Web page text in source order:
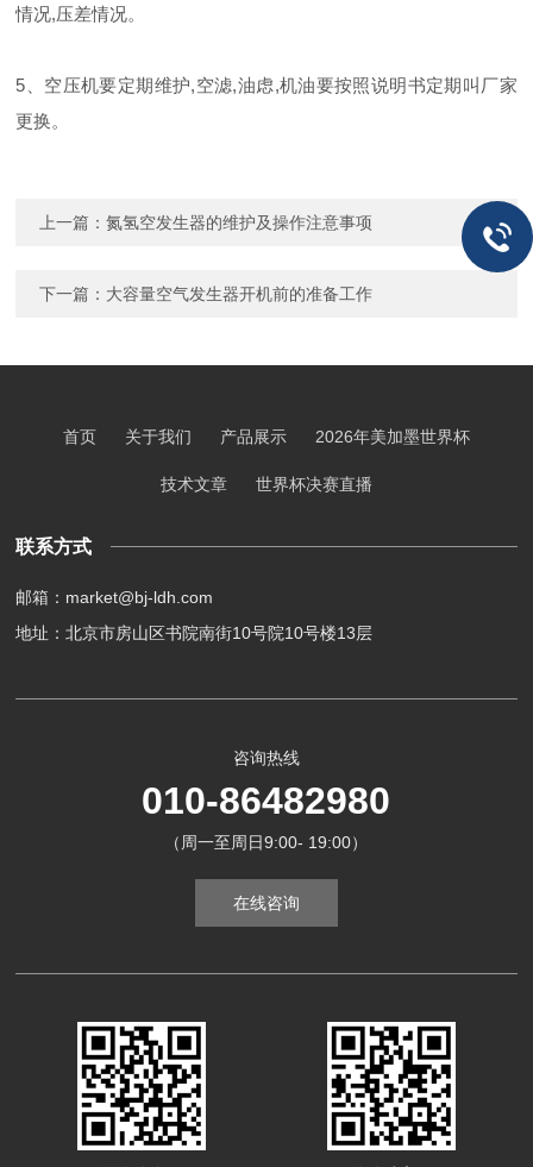
情况,压差情况。
5、空压机要定期维护,空滤,油虑,机油要按照说明书定期叫厂家
更换。
上一篇：氮氢空发生器的维护及操作注意事项
下一篇： 大容量空气发生器开机前的准备工作
首页 关于我们 产品展示 2026年美加墨世界杯
技术文章 世界杯决赛直播
联系方式
邮箱：market@bj-ldh.com
地址：北京市房山区书院南街10号院10号楼13层
咨询热线
010-86482980
（周一至周日9:00- 19:00）
在线咨询